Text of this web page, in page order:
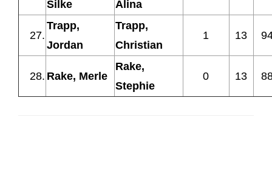
Silke
Alina
27.
Trapp,
Jordan
Trapp,
Christian
1 13
28. Rake, Merle
Rake,
Stephie
0 13